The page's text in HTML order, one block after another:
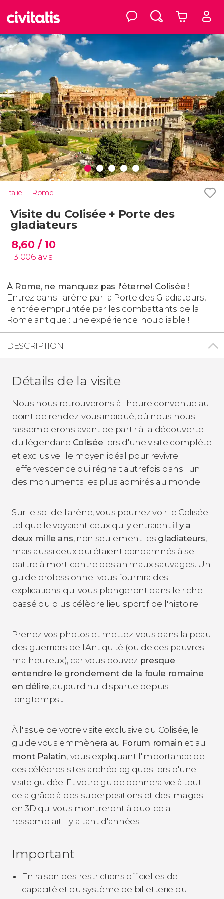
Italie Rome
Visite du Colisée + Porte des
gladiateurs
8,60 / 10
3 006 avis
À Rome, ne manquez pas l'éternel Colisée !
Entrez dans l'arène par la Porte des Gladiateurs,
l'entrée empruntée par les combattants de la
Rome antique : une expérience inoubliable !
DESCRIPTION
Détails de la visite
Nous nous retrouverons à l'heure convenue au
point de rendez-vous indiqué, où nous nous
rassemblerons avant de partir à la découverte
du légendaire Colisée lors d'une visite complète
et exclusive : le moyen idéal pour revivre
l'effervescence qui régnait autrefois dans l'un
des monuments les plus admirés au monde.
Sur le sol de l'arène, vous pourrez voir le Colisée
tel que le voyaient ceux qui y entraient il y a
deux mille ans, non seulement les gladiateurs,
mais aussi ceux qui étaient condamnés à se
battre à mort contre des animaux sauvages. Un
guide professionnel vous fournira des
explications qui vous plongeront dans le riche
passé du plus célèbre lieu sportif de l'histoire.
Prenez vos photos et mettez-vous dans la peau
des guerriers de l'Antiquité (ou de ces pauvres
malheureux), car vous pouvez presque
entendre le grondement de la foule romaine
en délire, aujourd'hui disparue depuis
longtemps...
À l'issue de votre visite exclusive du Colisée, le
guide vous emmènera au Forum romain et au
mont Palatin, vous expliquant l'importance de
ces célèbres sites archéologiques lors d'une
visite guidée. Et votre guide donnera vie à tout
cela grâce à des superpositions et des images
en 3D qui vous montreront à quoi cela
ressemblait il y a tant d'années !
Important
En raison des restrictions officielles de
capacité et du système de billetterie du